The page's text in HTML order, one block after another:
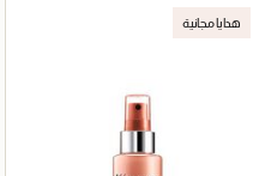
هدايا مجانية